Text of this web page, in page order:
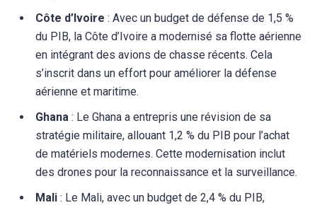
Côte d’Ivoire : Avec un budget de défense de 1,5 %
du PIB, la Côte d’Ivoire a modernisé sa flotte aérienne
en intégrant des avions de chasse récents. Cela
s’inscrit dans un effort pour améliorer la défense
aérienne et maritime.
Ghana : Le Ghana a entrepris une révision de sa
stratégie militaire, allouant 1,2 % du PIB pour l’achat
de matériels modernes. Cette modernisation inclut
des drones pour la reconnaissance et la surveillance.
Mali : Le Mali, avec un budget de 2,4 % du PIB,